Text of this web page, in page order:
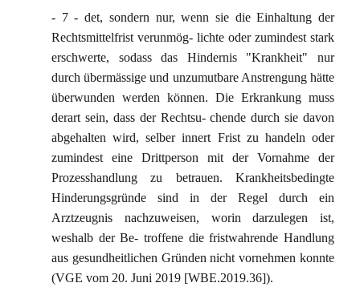
- 7 - det, sondern nur, wenn sie die Einhaltung der
Rechtsmittelfrist verunmög- lichte oder zumindest stark
erschwerte, sodass das Hindernis "Krankheit" nur
durch übermässige und unzumutbare Anstrengung hätte
überwunden werden können. Die Erkrankung muss
derart sein, dass der Rechtsu- chende durch sie davon
abgehalten wird, selber innert Frist zu handeln oder
zumindest eine Drittperson mit der Vornahme der
Prozesshandlung zu betrauen. Krankheitsbedingte
Hinderungsgründe sind in der Regel durch ein
Arztzeugnis nachzuweisen, worin darzulegen ist,
weshalb der Be- troffene die fristwahrende Handlung
aus gesundheitlichen Gründen nicht vornehmen konnte
(VGE vom 20. Juni 2019 [WBE.2019.36]).